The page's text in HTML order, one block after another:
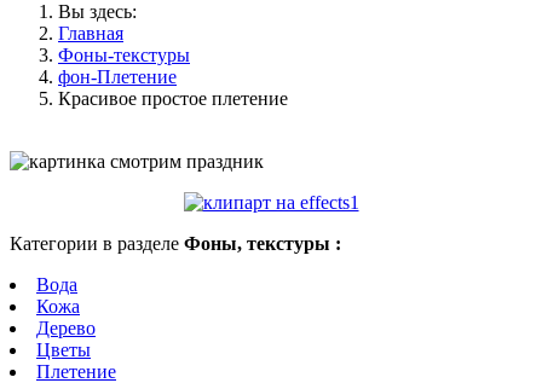
Вы здесь:
Главная
Фоны-текстуры
фон-Плетение
Красивое простое плетение
Категории в разделе Фоны, текстуры :
Вода
Кожа
Дерево
Цветы
Плетение